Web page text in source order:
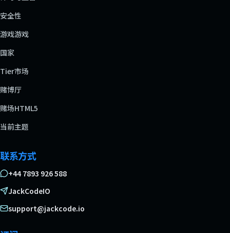
安全性
游戏游戏
国家
Tier市场
赌博厅
赌场HTML5
当前主题
联系方式
+44 7893 926 588
JackCodeIO
support@jackcode.io